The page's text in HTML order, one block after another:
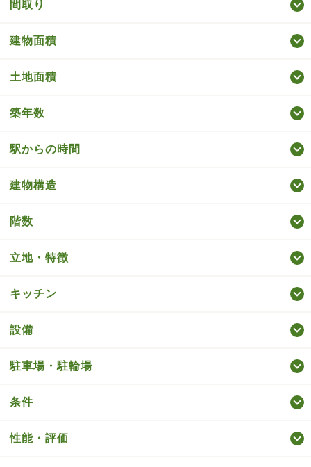
間取り
建物面積
土地面積
築年数
駅からの時間
建物構造
階数
立地・特徴
キッチン
設備
駐車場・駐輪場
条件
性能・評価